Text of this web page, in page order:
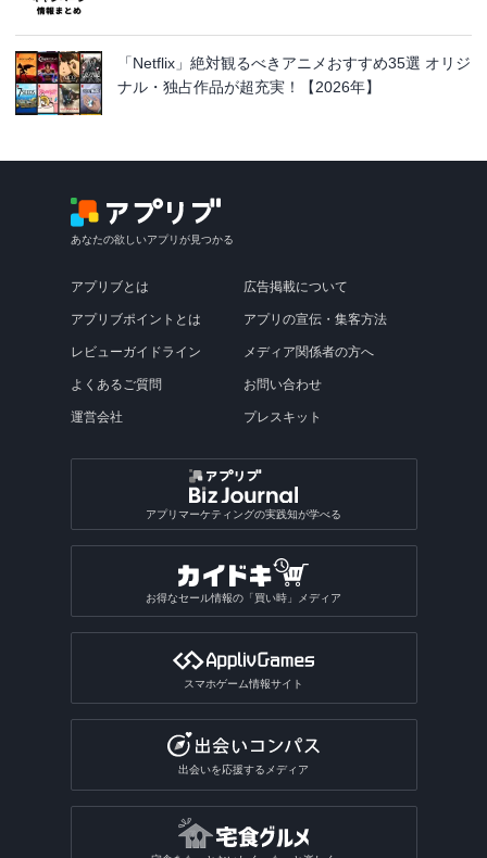
「Netflix」絶対観るべきアニメおすすめ35選 オリジ
ナル・独占作品が超充実！【2026年】
あなたの欲しいアプリが見つかる
アプリブとは
アプリブポイントとは
レビューガイドライン
よくあるご質問
運営会社
広告掲載について
アプリの宣伝・集客方法
メディア関係者の方へ
お問い合わせ
プレスキット
アプリマーケティングの実践知が学べる
お得なセール情報の「買い時」メディア
スマホゲーム情報サイト
出会いを応援するメディア